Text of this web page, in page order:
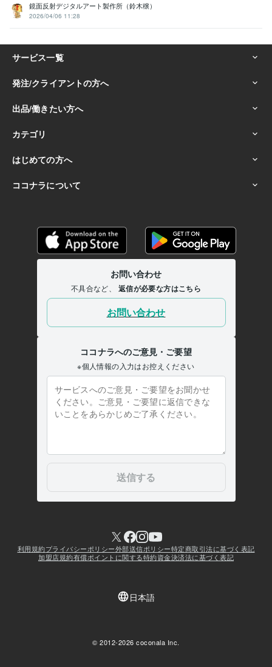
鏡面反射デジタルアート製作所（鈴木穣）
2026/04/06 11:28